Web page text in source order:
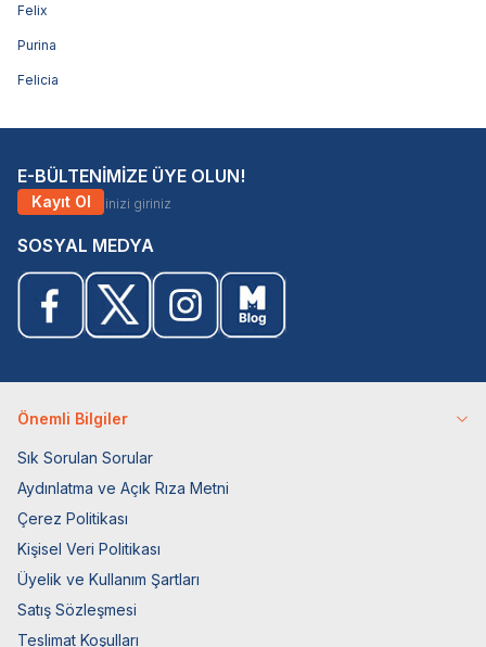
Felix
Purina
Felicia
E-BÜLTENİMİZE ÜYE OLUN!
Kayıt Ol
SOSYAL MEDYA
Önemli Bilgiler
Sık Sorulan Sorular
Aydınlatma ve Açık Rıza Metni
Çerez Politikası
Kişisel Veri Politikası
Üyelik ve Kullanım Şartları
Satış Sözleşmesi
Teslimat Koşulları